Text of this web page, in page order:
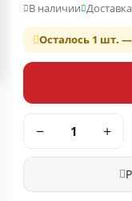
В наличии
Осталось 1 шт.
− +